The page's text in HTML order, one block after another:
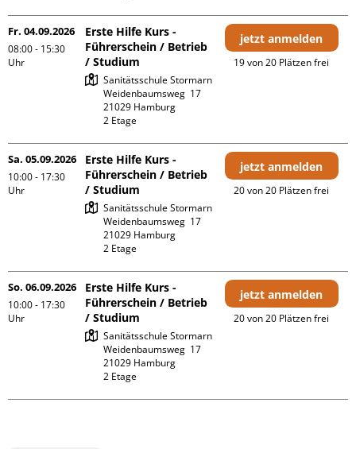
Fr. 04.09.2026
08:00 - 15:30
Uhr
Erste Hilfe Kurs -
Führerschein / Betrieb
/ Studium
Sanitätsschule Stormarn
Weidenbaumsweg  17
21029 Hamburg
2 Etage
jetzt anmelden
19 von 20 Plätzen frei
Sa. 05.09.2026
10:00 - 17:30
Uhr
Erste Hilfe Kurs -
Führerschein / Betrieb
/ Studium
Sanitätsschule Stormarn
Weidenbaumsweg  17
21029 Hamburg
2 Etage
jetzt anmelden
20 von 20 Plätzen frei
So. 06.09.2026
10:00 - 17:30
Uhr
Erste Hilfe Kurs -
Führerschein / Betrieb
/ Studium
Sanitätsschule Stormarn
Weidenbaumsweg  17
21029 Hamburg
2 Etage
jetzt anmelden
20 von 20 Plätzen frei